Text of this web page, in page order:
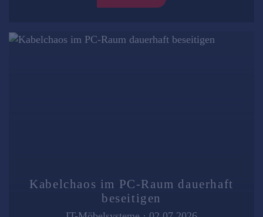
Kabelchaos im PC-Raum dauerhaft
beseitigen